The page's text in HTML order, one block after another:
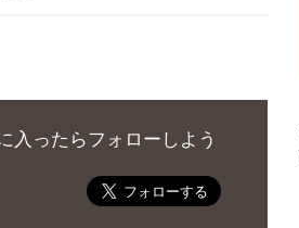
入ったらフォローしよう